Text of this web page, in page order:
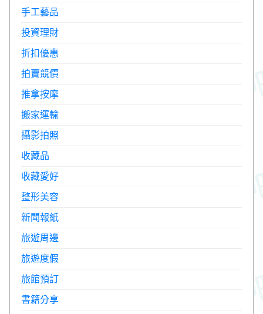
手工藝品
投資理財
折扣優惠
拍賣競價
推拿按摩
搬家運輸
攝影拍照
收藏品
收藏愛好
整形美容
新聞報紙
旅遊周邊
旅遊度假
旅館預訂
書籍分享